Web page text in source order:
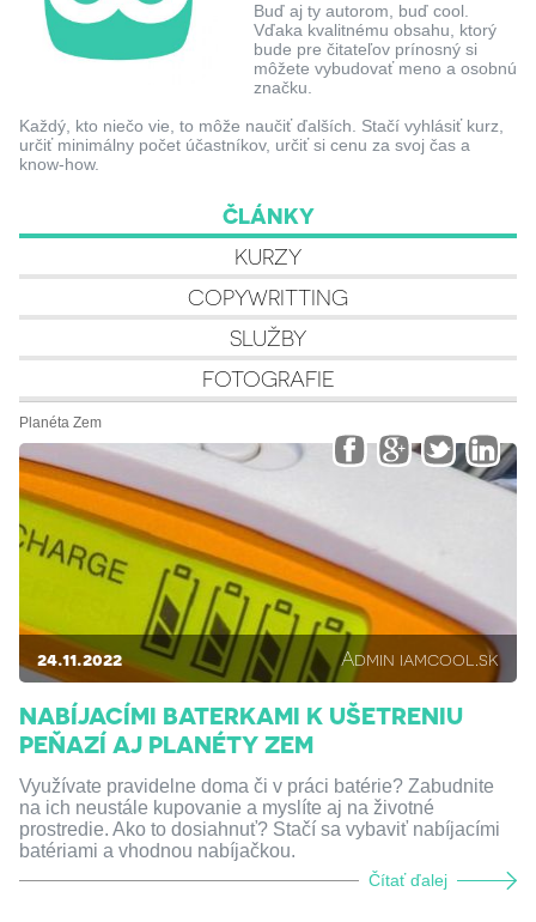
Buď aj ty autorom, buď cool.
Vďaka kvalitnému obsahu, ktorý
bude pre čitateľov prínosný si
môžete vybudovať meno a osobnú
značku.
Každý, kto niečo vie, to môže naučiť ďalších. Stačí vyhlásiť kurz,
určiť minimálny počet účastníkov, určiť si cenu za svoj čas a
know-how.
ČLÁNKY
KURZY
COPYWRITTING
SLUŽBY
FOTOGRAFIE
Planéta Zem
24.11.2022 Admin iamcool.sk
NABÍJACÍMI BATERKAMI K UŠETRENIU
PEŇAZÍ AJ PLANÉTY ZEM
Využívate pravidelne doma či v práci batérie? Zabudnite
na ich neustále kupovanie a myslíte aj na životné
prostredie. Ako to dosiahnuť? Stačí sa vybaviť nabíjacími
batériami a vhodnou nabíjačkou.
Čítať ďalej